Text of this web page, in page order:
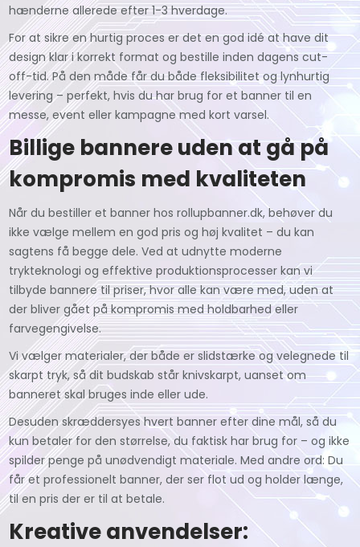
hænderne allerede efter 1-3 hverdage.
For at sikre en hurtig proces er det en god idé at have dit
design klar i korrekt format og bestille inden dagens cut-
off-tid. På den måde får du både fleksibilitet og lynhurtig
levering – perfekt, hvis du har brug for et banner til en
messe, event eller kampagne med kort varsel.
Billige bannere uden at gå på
kompromis med kvaliteten
Når du bestiller et banner hos rollupbanner.dk, behøver du
ikke vælge mellem en god pris og høj kvalitet – du kan
sagtens få begge dele. Ved at udnytte moderne
trykteknologi og effektive produktionsprocesser kan vi
tilbyde bannere til priser, hvor alle kan være med, uden at
der bliver gået på kompromis med holdbarhed eller
farvegengivelse.
Vi vælger materialer, der både er slidstærke og velegnede til
skarpt tryk, så dit budskab står knivskarpt, uanset om
banneret skal bruges inde eller ude.
Desuden skræddersyes hvert banner efter dine mål, så du
kun betaler for den størrelse, du faktisk har brug for – og ikke
spilder penge på unødvendigt materiale. Med andre ord: Du
får et professionelt banner, der ser flot ud og holder længe,
til en pris der er til at betale.
Kreative anvendelser: